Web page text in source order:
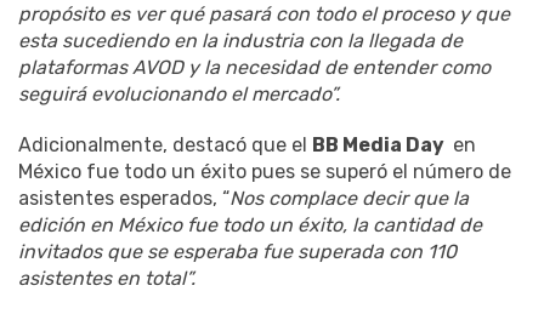
propósito es ver qué pasará con todo el proceso y que
esta sucediendo en la industria con la llegada de
plataformas AVOD y la necesidad de entender como
seguirá evolucionando el mercado”.
Adicionalmente, destacó que el BB Media Day en
México fue todo un éxito pues se superó el número de
asistentes esperados, “Nos complace decir que la
edición en México fue todo un éxito, la cantidad de
invitados que se esperaba fue superada con 110
asistentes en total”.